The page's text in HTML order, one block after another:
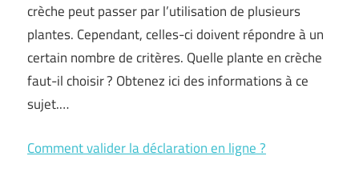
crèche peut passer par l’utilisation de plusieurs
plantes. Cependant, celles-ci doivent répondre à un
certain nombre de critères. Quelle plante en crèche
faut-il choisir ? Obtenez ici des informations à ce
sujet.…
Comment valider la déclaration en ligne ?